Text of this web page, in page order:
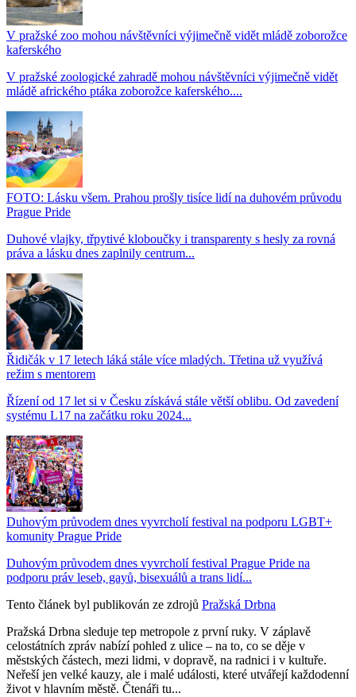
V pražské zoo mohou návštěvníci výjimečně vidět mládě zoborožce
kaferského
V pražské zoologické zahradě mohou návštěvníci výjimečně vidět
mládě afrického ptáka zoborožce kaferského....
FOTO: Lásku všem. Prahou prošly tisíce lidí na duhovém průvodu
Prague Pride
Duhové vlajky, třpytivé kloboučky i transparenty s hesly za rovná
práva a lásku dnes zaplnily centrum...
Řidičák v 17 letech láká stále více mladých. Třetina už využívá
režim s mentorem
Řízení od 17 let si v Česku získává stále větší oblibu. Od zavedení
systému L17 na začátku roku 2024...
Duhovým průvodem dnes vyvrcholí festival na podporu LGBT+
komunity Prague Pride
Duhovým průvodem dnes vyvrcholí festival Prague Pride na
podporu práv leseb, gayů, bisexuálů a trans lidí...
Tento článek byl publikován ze zdrojů Pražská Drbna
Pražská Drbna sleduje tep metropole z první ruky. V záplavě
celostátních zpráv nabízí pohled z ulice – na to, co se děje v
městských částech, mezi lidmi, v dopravě, na radnici i v kultuře.
Neřeší jen velké kauzy, ale i malé události, které utvářejí každodenní
život v hlavním městě. Čtenáři tu...